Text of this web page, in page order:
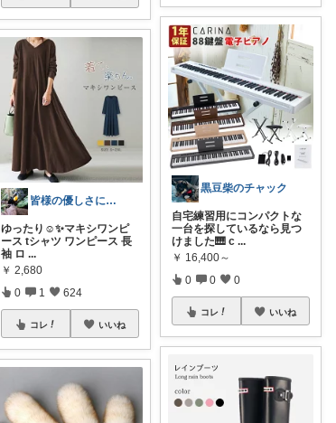
皆様の優しさに感謝です✨happyミルク
ゆったり☺️✨マキシワンピ
ース tシャツ ワンピース 長
袖 ロ ...
￥ 2,680
0 1 624
コレ いいね
黒豆柴のチャック
自宅練習用にコンパクトな
一台を探しているなら見つ
けました🎹 c ...
￥ 16,400～
0 0 0
コレ いいね